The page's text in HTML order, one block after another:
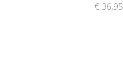
€36,95